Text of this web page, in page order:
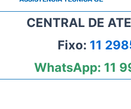
CENTRAL DE
Fixo: 11
WhatsApp: 11